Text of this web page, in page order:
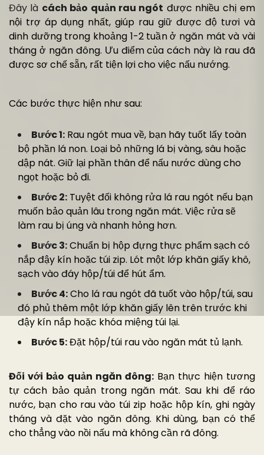
Đây là cách bảo quản rau ngót được nhiều chị em
nội trợ áp dụng nhất, giúp rau giữ được độ tươi và
dinh dưỡng trong khoảng 1-2 tuần ở ngăn mát và vài
tháng ở ngăn đông. Ưu điểm của cách này là rau đã
được sơ chế sẵn, rất tiện lợi cho việc nấu nướng.
Các bước thực hiện như sau:
Bước 1: Rau ngót mua về, bạn hãy tuốt lấy toàn
bộ phần lá non. Loại bỏ những lá bị vàng, sâu hoặc
dập nát. Giữ lại phần thân để nấu nước dùng cho
ngọt hoặc bỏ đi.
Bước 2: Tuyệt đối không rửa lá rau ngót nếu bạn
muốn bảo quản lâu trong ngăn mát. Việc rửa sẽ
làm rau bị úng và nhanh hỏng hơn.
Bước 3:Chuẩn bị hộp đựng thực phẩm sạch có
nắp đậy kín hoặc túi zip. Lót một lớp khăn giấy khô,
sạch vào đáy hộp/túi để hút ẩm.
Bước 4:Cho lá rau ngót đã tuốt vào hộp/túi, sau
đó phủ thêm một lớp khăn giấy lên trên trước khi
đậy kín nắp hoặc khóa miệng túi lại.
Bước 5:Đặt hộp/túi rau vào ngăn mát tủ lạnh.
Đối với bảo quản ngăn đông: Bạn thực hiện tương
tự cách bảo quản trong ngăn mát. Sau khi để ráo
nước, bạn cho rau vào túi zip hoặc hộp kín, ghi ngày
tháng và đặt vào ngăn đông. Khi dùng, bạn có thể
cho thẳng vào nồi nấu mà không cần rã đông.